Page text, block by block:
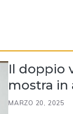
Il doppio
mostra in
MARZO 20, 2025